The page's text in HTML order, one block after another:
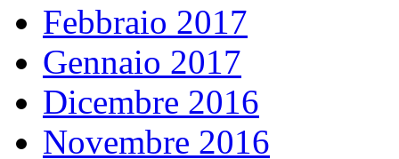
Febbraio 2017
Gennaio 2017
Dicembre 2016
Novembre 2016